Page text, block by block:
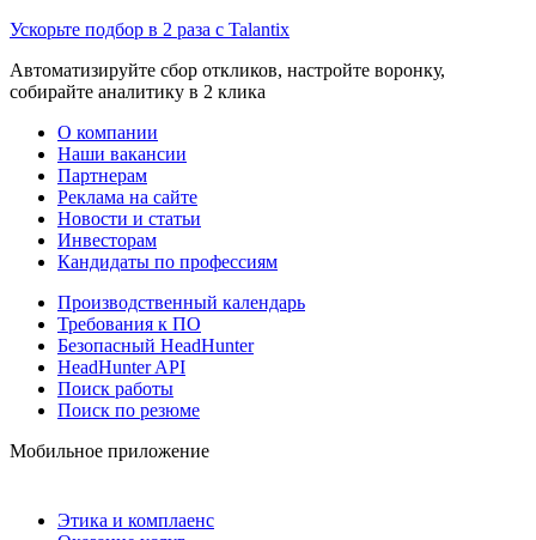
Ускорьте подбор в 2 раза с Talantix
Автоматизируйте сбор откликов, настройте воронку,
собирайте аналитику в 2 клика
О компании
Наши вакансии
Партнерам
Реклама на сайте
Новости и статьи
Инвесторам
Кандидаты по профессиям
Производственный календарь
Требования к ПО
Безопасный HeadHunter
HeadHunter API
Поиск работы
Поиск по резюме
Мобильное приложение
Этика и комплаенс